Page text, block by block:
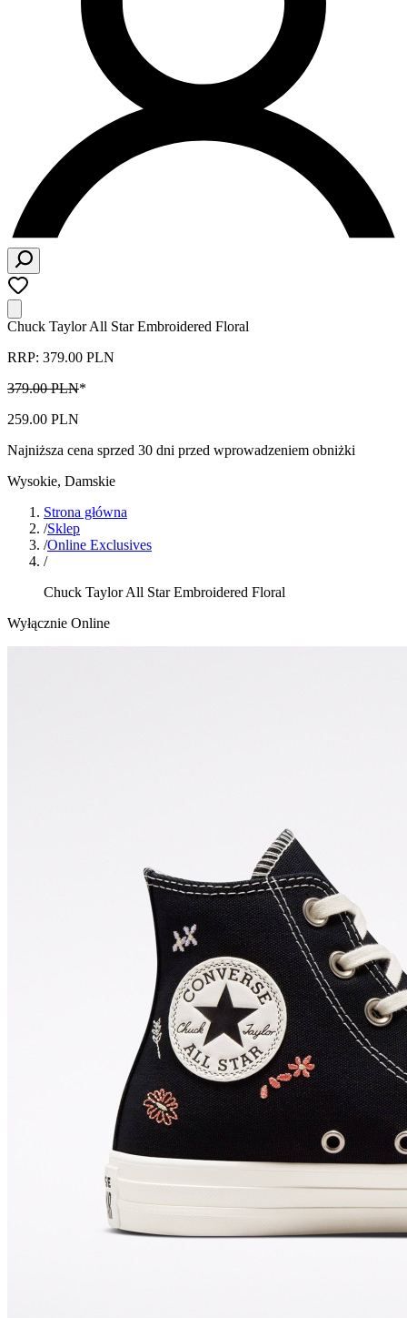
Chuck Taylor All Star Embroidered Floral
RRP: 379.00 PLN
379.00 PLN*
259.00 PLN
Najniższa cena sprzed 30 dni przed wprowadzeniem obniżki
Wysokie, Damskie
Strona główna
/Sklep
/Online Exclusives
/
Chuck Taylor All Star Embroidered Floral
Wyłącznie Online